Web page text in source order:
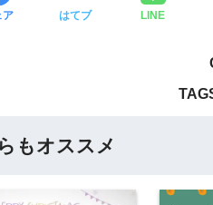
ア はてブ LINE
もオススメ